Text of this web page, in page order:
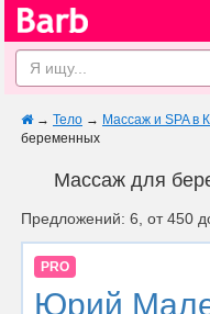
→ Тело → Массаж и SPA в
беременных
Массаж для
Предложений: 6, от 450
PRO
Юрий